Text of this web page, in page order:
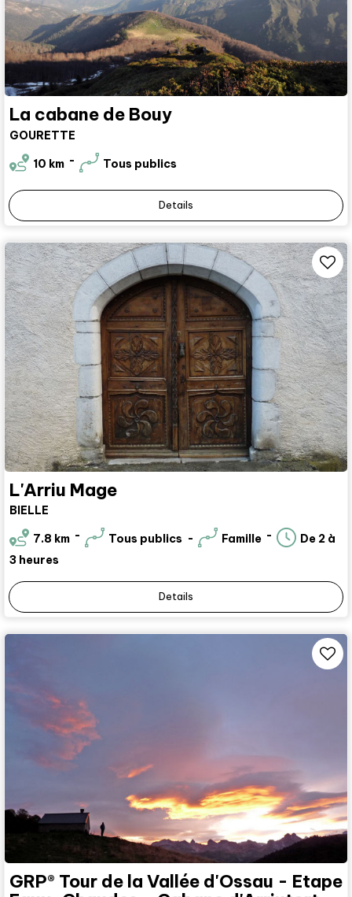
La cabane de Bouy
GOURETTE
10 km Tous publics
Details
L'Arriu Mage
BIELLE
7.8 km Tous publics Famille
De 2 à
3 heures
Details
GRP® Tour de la Vallée d'Ossau - Etape